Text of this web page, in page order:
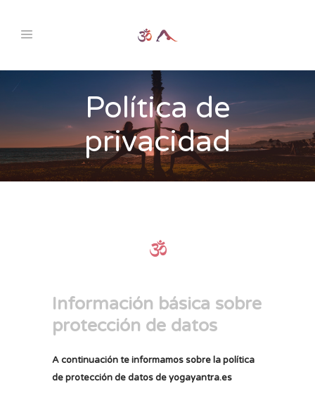
Política de
privacidad
Información básica sobre
protección de datos
A continuación te informamos sobre la política
de protección de datos de yogayantra.es